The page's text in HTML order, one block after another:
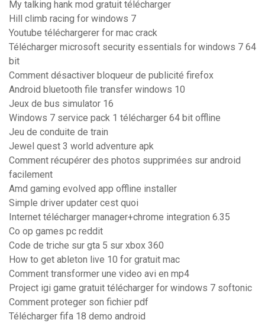
My talking hank mod gratuit télécharger
Hill climb racing for windows 7
Youtube téléchargerer for mac crack
Télécharger microsoft security essentials for windows 7 64
bit
Comment désactiver bloqueur de publicité firefox
Android bluetooth file transfer windows 10
Jeux de bus simulator 16
Windows 7 service pack 1 télécharger 64 bit offline
Jeu de conduite de train
Jewel quest 3 world adventure apk
Comment récupérer des photos supprimées sur android
facilement
Amd gaming evolved app offline installer
Simple driver updater cest quoi
Internet télécharger manager+chrome integration 6.35
Co op games pc reddit
Code de triche sur gta 5 sur xbox 360
How to get ableton live 10 for gratuit mac
Comment transformer une video avi en mp4
Project igi game gratuit télécharger for windows 7 softonic
Comment proteger son fichier pdf
Télécharger fifa 18 demo android